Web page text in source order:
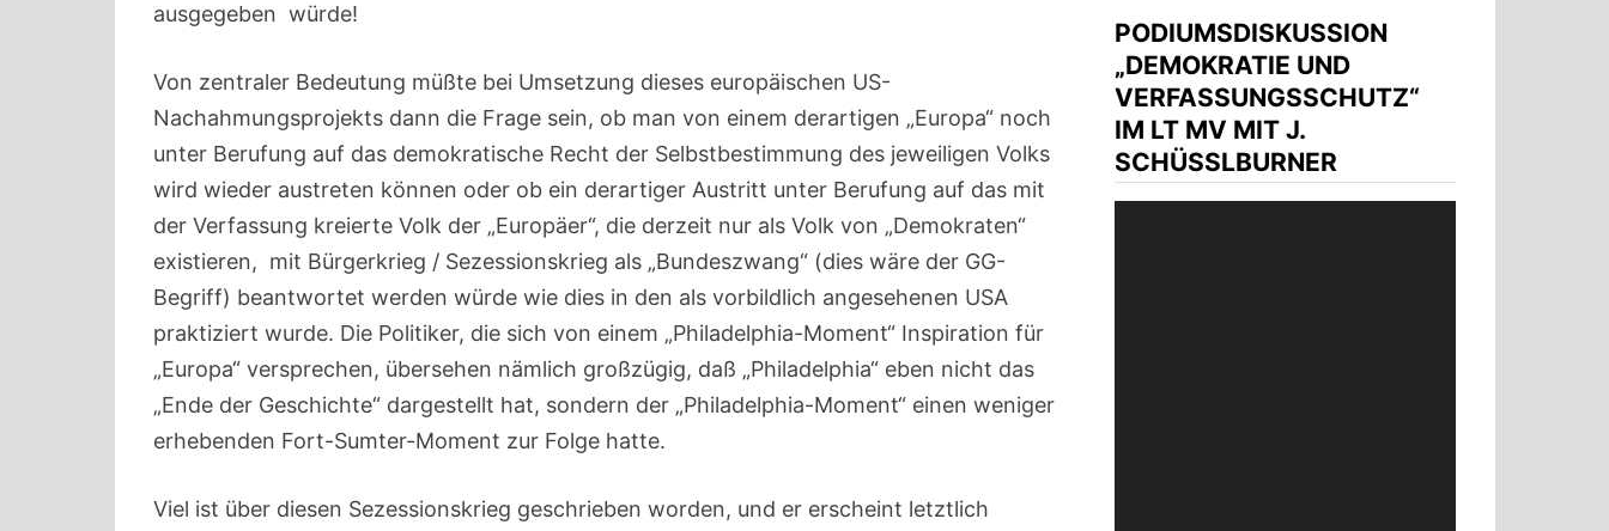
ausgegeben würde!
Von zentraler Bedeutung müßte bei Umsetzung dieses europäischen US-
Nachahmungsprojekts dann die Frage sein, ob man von einem derartigen „Europa“ noch
unter Berufung auf das demokratische Recht der Selbstbestimmung des jeweiligen Volks
wird wieder austreten können oder ob ein derartiger Austritt unter Berufung auf das mit
der Verfassung kreierte Volk der „Europäer“, die derzeit nur als Volk von „Demokraten“
existieren, mit Bürgerkrieg / Sezessionskrieg als „Bundeszwang“ (dies wäre der GG-
Begriff) beantwortet werden würde wie dies in den als vorbildlich angesehenen USA
praktiziert wurde. Die Politiker, die sich von einem „Philadelphia-Moment“ Inspiration für
„Europa“ versprechen, übersehen nämlich großzügig, daß „Philadelphia“ eben nicht das
„Ende der Geschichte“ dargestellt hat, sondern der „Philadelphia-Moment“ einen weniger
erhebenden Fort-Sumter-Moment zur Folge hatte.
Viel ist über diesen Sezessionskrieg geschrieben worden, und er erscheint letztlich
PODIUMSDISKUSSION
„DEMOKRATIE UND
VERFASSUNGSSCHUTZ“
IM LT MV MIT J.
SCHÜSSLBURNER